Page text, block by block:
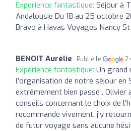
Expérience fantastique: Séjour à
Andalousie Du 18 au 25 octobre
Bravo à Havas Voyages Nancy
BENOIT Aurélie Publié le 2
Expérience fantastique: Un grand
l'organisation de notre séjour en
extrêmement bien passé . Olivier
conseils concernant le choix de
recommande vivement, j'y
de futur voyage sans aucune